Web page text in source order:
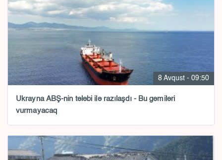
8 Avqust - 09:50
Ukrayna ABŞ-nin tələbi ilə razılaşdı - Bu gəmiləri
vurmayacaq